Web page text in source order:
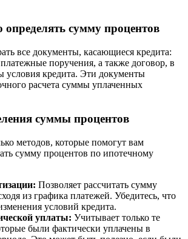
сумму процентов
все документы, касающиеся кредита:
поручения, а также договор, в
условия кредита. Эти документы
расчета суммы уплаченных
суммы процентов
методов, которые помогут вам
сумму процентов по ипотечному
Позволяет рассчитать сумму
из графика платежей. Убедитесь, что
условий кредита.
уплаты: Учитывает только те
были фактически уплачены в